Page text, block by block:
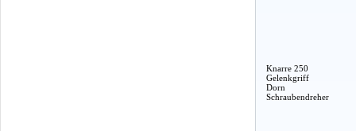
Knarre 250
Gelenkgriff
Dorn
Schraubendreher